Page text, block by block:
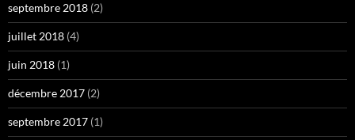
septembre 2018 (2)
juillet 2018 (4)
juin 2018 (1)
décembre 2017 (2)
septembre 2017 (1)